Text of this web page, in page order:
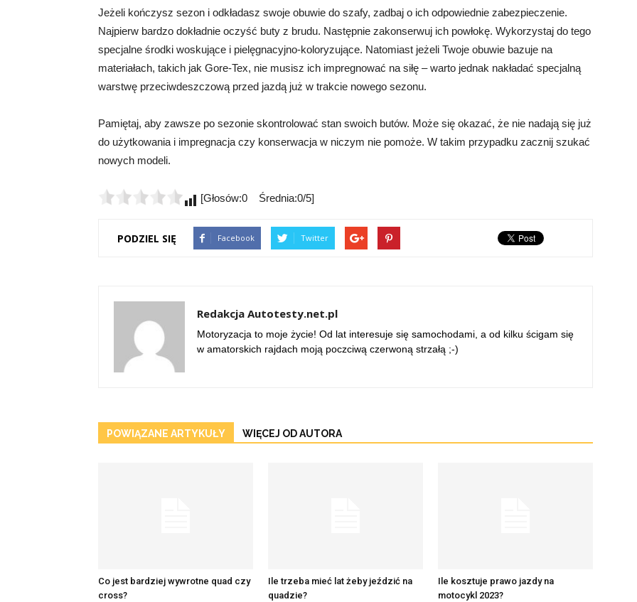
Jeżeli kończysz sezon i odkładasz swoje obuwie do szafy, zadbaj o ich odpowiednie zabezpieczenie.
Najpierw bardzo dokładnie oczyść buty z brudu. Następnie zakonserwuj ich powłokę. Wykorzystaj do tego
specjalne środki woskujące i pielęgnacyjno-koloryzujące. Natomiast jeżeli Twoje obuwie bazuje na
materiałach, takich jak Gore-Tex, nie musisz ich impregnować na siłę – warto jednak nakładać specjalną
warstwę przeciwdeszczową przed jazdą już w trakcie nowego sezonu.
Pamiętaj, aby zawsze po sezonie skontrolować stan swoich butów. Może się okazać, że nie nadają się już
do użytkowania i impregnacja czy konserwacja w niczym nie pomoże. W takim przypadku zacznij szukać
nowych modeli.
[Głosów:0 Średnia:0/5]
PODZIEL SIĘ Facebook Twitter
Redakcja Autotesty.net.pl
Motoryzacja to moje życie! Od lat interesuje się samochodami, a od kilku ścigam się
w amatorskich rajdach moją poczciwą czerwoną strzałą ;-)
POWIĄZANE ARTYKUŁY WIĘCEJ OD AUTORA
Co jest bardziej wywrotne quad czy
cross?
Ile trzeba mieć lat żeby jeździć na
quadzie?
Ile kosztuje prawo jazdy na
motocykl 2023?